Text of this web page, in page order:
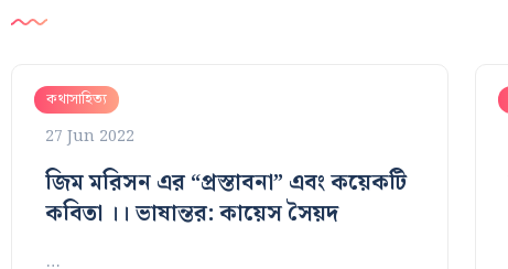
কথাসাহিত্য
27 Jun 2022
জিম মরিসন এর “প্রস্তাবনা” এবং কয়েকটি
কবিতা ।। ভাষান্তর: কায়েস সৈয়দ
…